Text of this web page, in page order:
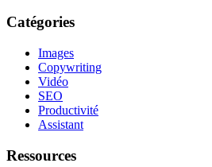
Catégories
Images
Copywriting
Vidéo
SEO
Productivité
Assistant
Ressources